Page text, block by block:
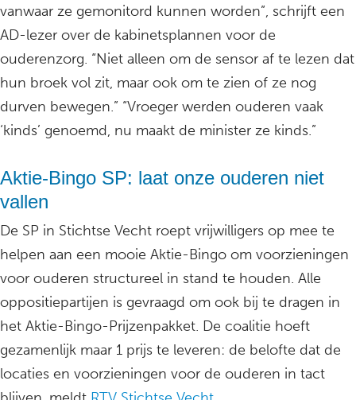
vanwaar ze gemonitord kunnen worden”, schrijft een
AD-lezer over de kabinetsplannen voor de
ouderenzorg. “Niet alleen om de sensor af te lezen dat
hun broek vol zit, maar ook om te zien of ze nog
durven bewegen.” “Vroeger werden ouderen vaak
‘kinds’ genoemd, nu maakt de minister ze kinds.”
Aktie-Bingo SP: laat onze ouderen niet
vallen
De SP in Stichtse Vecht roept vrijwilligers op mee te
helpen aan een mooie Aktie-Bingo om voorzieningen
voor ouderen structureel in stand te houden. Alle
oppositiepartijen is gevraagd om ook bij te dragen in
het Aktie-Bingo-Prijzenpakket. De coalitie hoeft
gezamenlijk maar 1 prijs te leveren: de belofte dat de
locaties en voorzieningen voor de ouderen in tact